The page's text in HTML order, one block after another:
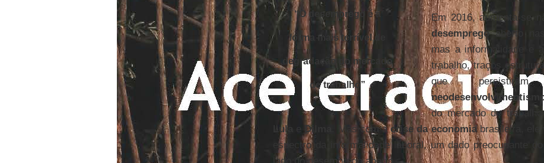
“O desemprego é a
forma mais terrível de
degradação do mercado
de trabalho ”
Em 2016, aumenta-se
desempregoaberto
mas a informalidade e
trabalho, traços
que
do mercado de
Lula
Dilma . Mas com acrise da economiabrasileira, ele
espectro da informalidade laboral, um dado preocupante